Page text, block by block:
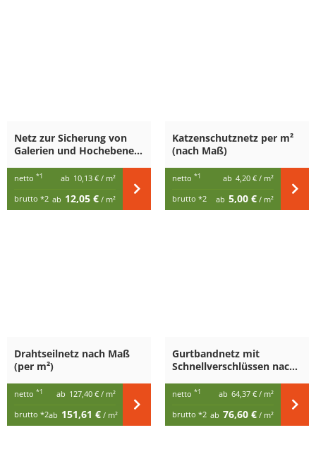
Netz zur Sicherung von
Galerien und Hochebenen
netto *1 ab 10,13 € / m²
brutto *2 ab 12,05 € / m²
Katzenschutznetz per m²
(nach Maß)
netto *1 ab 4,20 € / m²
brutto *2 ab 5,00 € / m²
Drahtseilnetz nach Maß
(per m²)
netto *1 ab 127,40 € / m²
brutto *2ab 151,61 € / m²
Gurtbandnetz mit
Schnellverschlüssen nach
netto *1 ab 64,37 € / m²
brutto *2 ab 76,60 € / m²